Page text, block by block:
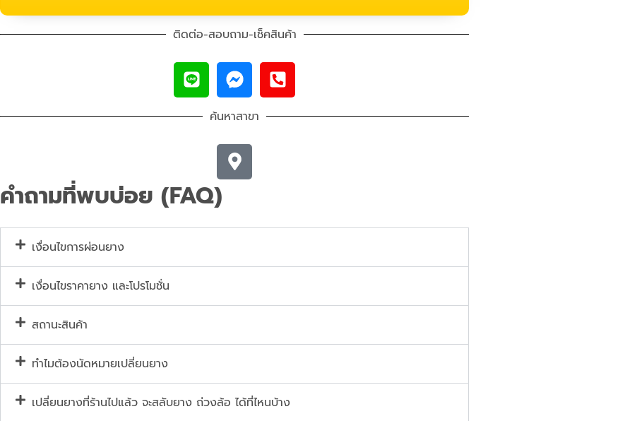
ติดต่อ-สอบถาม-เช็คสินค้า
ค้นหาสาขา
คำถามที่พบบ่อย (FAQ)
เงื่อนไขการผ่อนยาง
เงื่อนไขราคายาง และโปรโมชั่น
สถานะสินค้า
ทำไมต้องนัดหมายเปลี่ยนยาง
เปลี่ยนยางที่ร้านไปแล้ว จะสลับยาง ถ่วงล้อ ได้ที่ไหนบ้าง